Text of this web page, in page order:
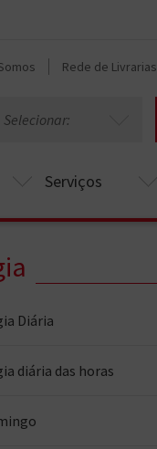
Rede de Livrarias
Selecionar:
Serviços
Diária
diária das horas